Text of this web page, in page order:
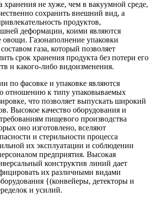
хранения не хуже, чем в вакуумной среде,
сохранить внешний вид, а
продуктов,
деформации, коими являются
овощи. Газонаполнение упаковки
газа, который позволяет
срок хранения продукта без потери его
и какого-либо видоизменения.
по фасовке и упаковке являются
отношению к типу упаковываемых
что позволяет выпускать широкий
Высокое качество оборудования и
пищевого производства
оно изготовлено, вселяют
и стерильности процесса
их эксплуатации и соблюдении
предприятия. Высокая
конструктив линий дает
их различными видами
{(конвейеры, детекторы и
и усилий.